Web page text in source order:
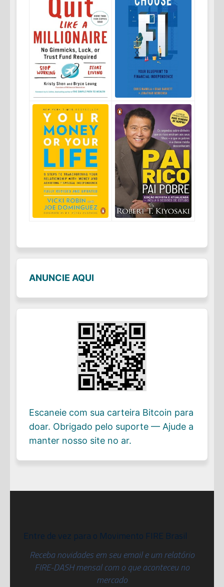
ANUNCIE AQUI
Escaneie com sua carteira Bitcoin para
doar. Obrigado pelo suporte — Ajude a
manter nosso site no ar.
Entre de vez para o Movimento FIRE Brasil
Receba novidades em seu email e um relatório
FIRE-DASH mensal com o que aconteceu no
mercado